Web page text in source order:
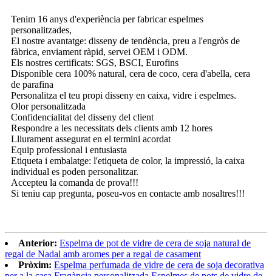
Tenim 16 anys d'experiència per fabricar espelmes
personalitzades,
El nostre avantatge: disseny de tendència, preu a l'engròs de
fàbrica, enviament ràpid, servei OEM i ODM.
Els nostres certificats: SGS, BSCI, Eurofins
Disponible cera 100% natural, cera de coco, cera d'abella, cera
de parafina
Personalitza el teu propi disseny en caixa, vidre i espelmes.
Olor personalitzada
Confidencialitat del disseny del client
Respondre a les necessitats dels clients amb 12 hores
Lliurament assegurat en el termini acordat
Equip professional i entusiasta
Etiqueta i embalatge: l'etiqueta de color, la impressió, la caixa
individual es poden personalitzar.
Accepteu la comanda de prova!!!
Si teniu cap pregunta, poseu-vos en contacte amb nosaltres!!!
Anterior: Espelma de pot de vidre de cera de soja natural de
regal de Nadal amb aromes per a regal de casament
Pròxim: Espelma perfumada de vidre de cera de soja decorativa